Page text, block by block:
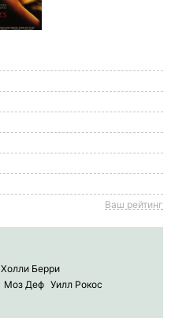
Ваш рейтинг
Холли Берри
Моз Деф Уилл Рокос